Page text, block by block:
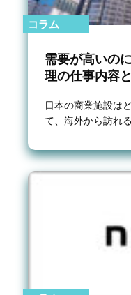
コラム
需要が高いの
理の仕事内容
日本の商業施設は
て、海外から訪れ